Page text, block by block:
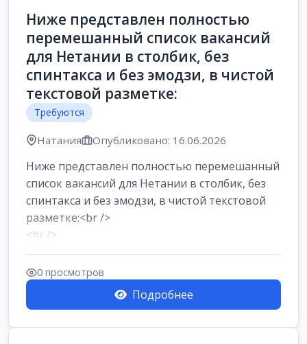
Ниже представлен полностью
перемешанный список вакансий
для Нетании в столбик, без
спинтакса и без эмодзи, в чистой
текстовой разметке:
Требуются
Натания Опубликовано: 16.06.2026
Ниже представлен полностью перемешанный
список вакансий для Нетании в столбик, без
спинтакса и без эмодзи, в чистой текстовой
разметке:<br />
<br />
Работа в Нетании на мебельном
производстве: требу...
0 просмотров
Подробнее